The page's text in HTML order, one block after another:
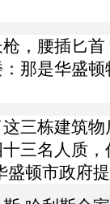
，腰插匕
那是华盛
三栋建筑
三名人质
盛顿市政府